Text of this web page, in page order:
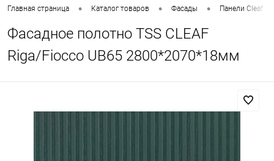
Главная страница • Каталог товаров • Фасады • Панели Cleaf
Фасадное полотно TSS CLEAF
Riga/Fiocco UB65 2800*2070*18мм